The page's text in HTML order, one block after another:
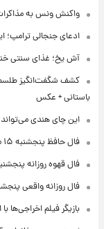
واکنش ونس به
ادعای جنجالی ترامپ؛
آش یخ؛ غذای سنتی
کشف شگفت‌انگیز
باستانی + عکس
این چای هندی
فال حافظ پنجشنبه ۱۵ مرداد ماه ۱۴۰۵
فال قهوه روزانه پنجشنبه ۱۵ مرداد ماه
فال روزانه واقعی پنجشنبه ۱۵
بازیگر فیلم